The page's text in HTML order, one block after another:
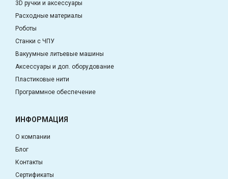
3D ручки и аксессуары
Расходные материалы
Роботы
Станки с ЧПУ
Вакуумные литьевые машины
Аксессуары и доп. оборудование
Пластиковые нити
Программное обеспечение
ИНФОРМАЦИЯ
О компании
Блог
Контакты
Сертификаты